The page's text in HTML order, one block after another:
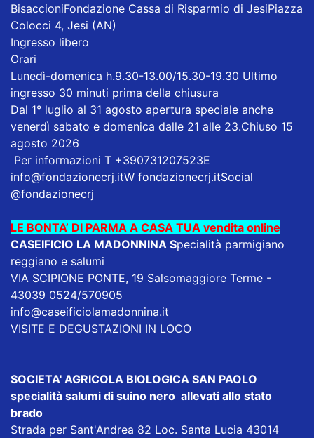
BisaccioniFondazione Cassa di Risparmio di JesiPiazza
Colocci 4, Jesi (AN)
Ingresso libero
Orari
Lunedì-domenica h.9.30-13.00/15.30-19.30 Ultimo
ingresso 30 minuti prima della chiusura
Dal 1° luglio al 31 agosto apertura speciale anche
venerdì sabato e domenica dalle 21 alle 23.Chiuso 15
agosto 2026
Per informazioni T +390731207523E
info@fondazionecrj.itW fondazionecrj.itSocial
@fondazionecrj
LE BONTA’ DI PARMA A CASA TUA vendita online
CASEIFICIO LA MADONNINA Specialità parmigiano
reggiano e salumi
VIA SCIPIONE PONTE, 19 Salsomaggiore Terme -
43039 0524/570905
info@caseificiolamadonnina.it
VISITE E DEGUSTAZIONI IN LOCO
SOCIETA' AGRICOLA BIOLOGICA SAN PAOLO
specialità salumi di suino nero allevati allo stato
brado
Strada per Sant'Andrea 82 Loc. Santa Lucia 43014